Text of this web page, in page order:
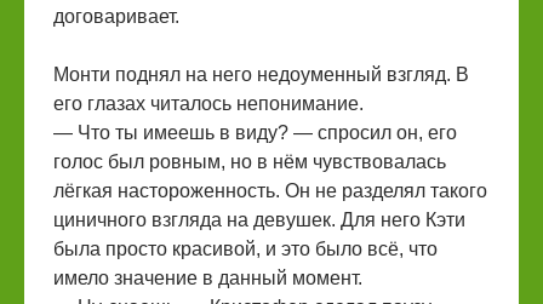
договаривает.
Монти поднял на него недоуменный взгляд. В
его глазах читалось непонимание.
— Что ты имеешь в виду? — спросил он, его
голос был ровным, но в нём чувствовалась
лёгкая настороженность. Он не разделял такого
циничного взгляда на девушек. Для него Кэти
была просто красивой, и это было всё, что
имело значение в данный момент.